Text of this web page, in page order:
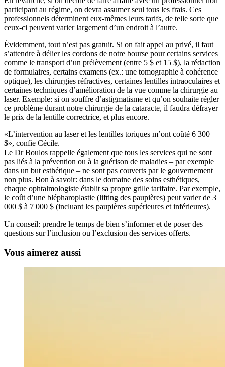
participant au régime, on devra assumer seul tous les frais. Ces
professionnels déterminent eux-mêmes leurs tarifs, de telle sorte que
ceux-ci peuvent varier largement d’un endroit à l’autre.
Évidemment, tout n’est pas gratuit. Si on fait appel au privé, il faut
s’attendre à délier les cordons de notre bourse pour certains services
comme le transport d’un prélèvement (entre 5 $ et 15 $), la rédaction
de formulaires, certains examens (ex.: une tomographie à cohérence
optique), les chirurgies réfractives, certaines lentilles intraoculaires et
certaines techniques d’amélioration de la vue comme la chirurgie au
laser. Exemple: si on souffre d’astigmatisme et qu’on souhaite régler
ce problème durant notre chirurgie de la cataracte, il faudra défrayer
le prix de la lentille correctrice, et plus encore.
«L’intervention au laser et les lentilles toriques m’ont coûté 6 300
$», confie Cécile.
Le Dr Boulos rappelle également que tous les services qui ne sont
pas liés à la prévention ou à la guérison de maladies – par exemple
dans un but esthétique – ne sont pas couverts par le gouvernement
non plus. Bon à savoir: dans le domaine des soins esthétiques,
chaque ophtalmologiste établit sa propre grille tarifaire. Par exemple,
le coût d’une blépharoplastie (lifting des paupières) peut varier de 3
000 $ à 7 000 $ (incluant les paupières supérieures et inférieures).
Un conseil: prendre le temps de bien s’informer et de poser des
questions sur l’inclusion ou l’exclusion des services offerts.
Vous aimerez aussi